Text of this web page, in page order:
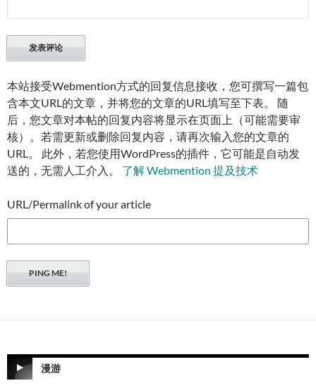
本站接受Webmention方式的回复信息接收，您可撰写一篇包
含本文URL的文章，并将您的文章的URL填写至下表。 随
后，您文章对本帖的回复内容将显示在页面上（可能需要审
核）。若需更新或删除回复内容，请再次输入您的文章的
URL。 此外，若您使用WordPress的插件，它可能是自动发
送的，无需人工介入。 了解 Webmention 提及技术
URL/Permalink of your article
漫游